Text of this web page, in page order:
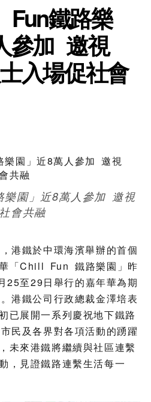
鐵路樂
參加 邀視
入場促社會
園」近8萬人參加 邀視
會共融
港鐵於中環海濱舉辦的首個
「Chill Fun 鐵路樂園」昨
25至29日舉行的嘉年華為期
港鐵公司行政總裁金澤培表
已展開一系列慶祝地下鐵路
民及各界對各項活動的踴躍
未來港鐵將繼續與社區連繫
，見證鐵路連繫生活每一